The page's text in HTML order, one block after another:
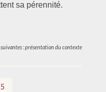
sa pérennité.
suivantes : présentation du contexte
Page
5